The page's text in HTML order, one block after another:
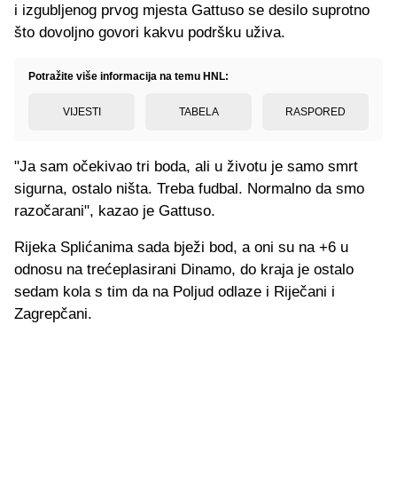
i izgubljenog prvog mjesta Gattuso se desilo suprotno
što dovoljno govori kakvu podršku uživa.
Potražite više informacija na temu HNL:
VIJESTI TABELA RASPORED
"Ja sam očekivao tri boda, ali u životu je samo smrt
sigurna, ostalo ništa. Treba fudbal. Normalno da smo
razočarani", kazao je Gattuso.
Rijeka Splićanima sada bježi bod, a oni su na +6 u
odnosu na trećeplasirani Dinamo, do kraja je ostalo
sedam kola s tim da na Poljud odlaze i Riječani i
Zagrepčani.